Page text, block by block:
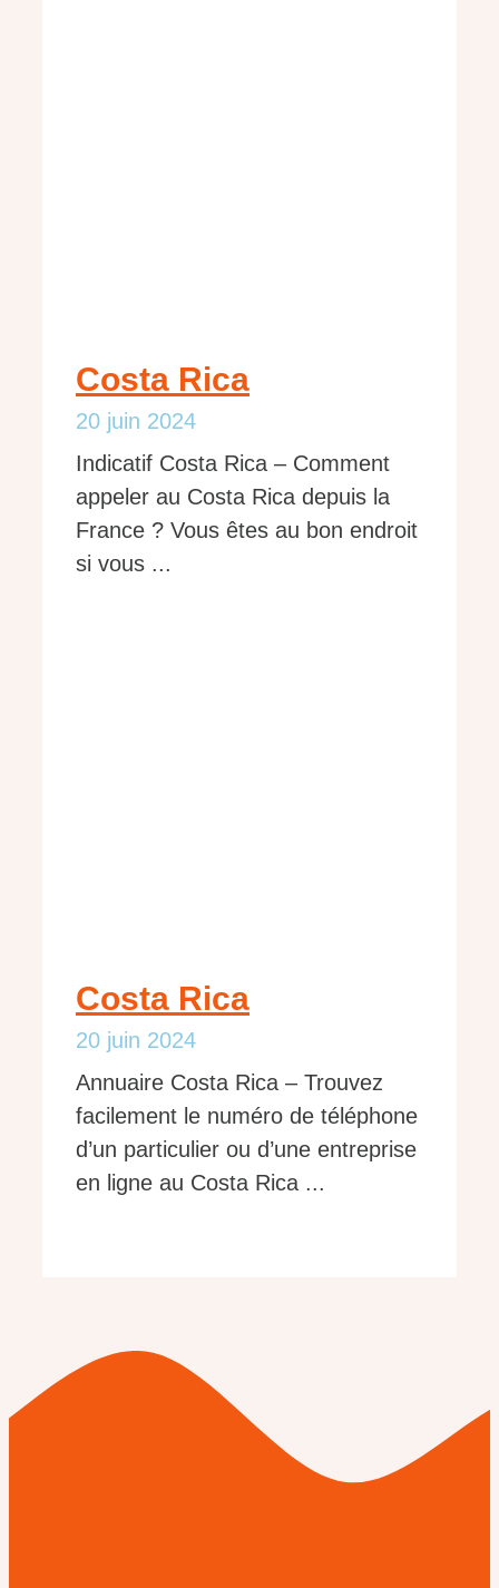
Costa Rica
20 juin 2024
Indicatif Costa Rica – Comment
appeler au Costa Rica depuis la
France ? Vous êtes au bon endroit
si vous ...
Costa Rica
20 juin 2024
Annuaire Costa Rica – Trouvez
facilement le numéro de téléphone
d’un particulier ou d’une entreprise
en ligne au Costa Rica ...